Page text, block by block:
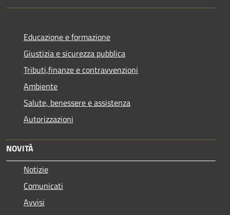
Educazione e formazione
Giustizia e sicurezza pubblica
Tributi,finanze e contravvenzioni
Ambiente
Salute, benessere e assistenza
Autorizzazioni
NOVITÀ
Notizie
Comunicati
Avvisi